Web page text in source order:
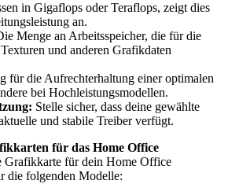
in Gigaflops oder Teraflops, zeigt dies
an.
Menge an Arbeitsspeicher, die für die
und anderen Grafikdaten
für die Aufrechterhaltung einer optimalen
bei Hochleistungsmodellen.
Stelle sicher, dass deine gewählte
und stabile Treiber verfügt.
für das Home Office
Grafikkarte für dein Home Office
die folgenden Modelle: